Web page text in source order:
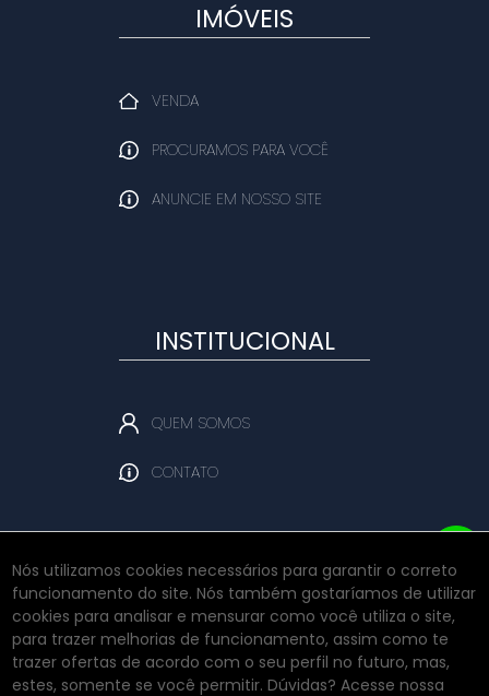
IMÓVEIS
VENDA
PROCURAMOS PARA VOCÊ
ANUNCIE EM NOSSO SITE
INSTITUCIONAL
QUEM SOMOS
CONTATO
REDES SOCIAIS
Nós utilizamos cookies necessários para garantir o correto
funcionamento do site. Nós também gostaríamos de utilizar
cookies para analisar e mensurar como você utiliza o site,
para trazer melhorias de funcionamento, assim como te
trazer ofertas de acordo com o seu perfil no futuro, mas,
estes, somente se você permitir. Dúvidas? Acesse nossa